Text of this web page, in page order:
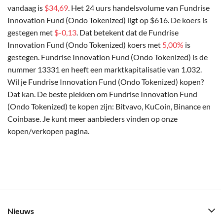
vandaag is $34,69. Het 24 uurs handelsvolume van Fundrise
Innovation Fund (Ondo Tokenized) ligt op $616. De koers is
gestegen met $-0,13. Dat betekent dat de Fundrise
Innovation Fund (Ondo Tokenized) koers met 5,00% is
gestegen. Fundrise Innovation Fund (Ondo Tokenized) is de
nummer 13331 en heeft een marktkapitalisatie van 1.032.
Wil je Fundrise Innovation Fund (Ondo Tokenized) kopen?
Dat kan. De beste plekken om Fundrise Innovation Fund
(Ondo Tokenized) te kopen zijn: Bitvavo, KuCoin, Binance en
Coinbase. Je kunt meer aanbieders vinden op onze
kopen/verkopen pagina.
Nieuws